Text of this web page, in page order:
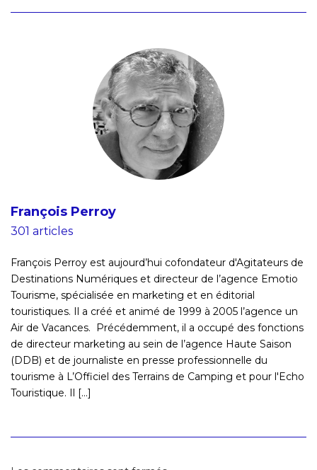
François Perroy
301 articles
François Perroy est aujourd’hui cofondateur d'Agitateurs de
Destinations Numériques et directeur de l’agence Emotio
Tourisme, spécialisée en marketing et en éditorial
touristiques. Il a créé et animé de 1999 à 2005 l’agence un
Air de Vacances. Précédemment, il a occupé des fonctions
de directeur marketing au sein de l’agence Haute Saison
(DDB) et de journaliste en presse professionnelle du
tourisme à L’Officiel des Terrains de Camping et pour l'Echo
Touristique. Il [...]